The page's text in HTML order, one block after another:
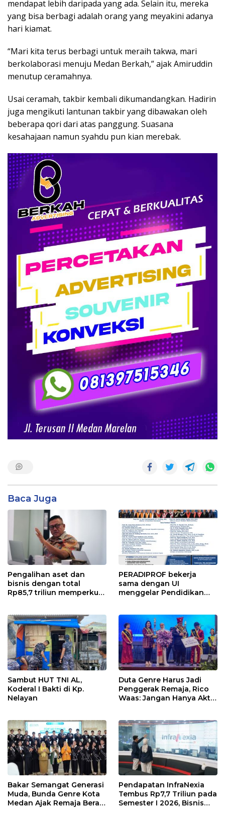
mendapat lebih daripada yang ada. Selain itu, mereka
yang bisa berbagi adalah orang yang meyakini adanya
hari kiamat.
“Mari kita terus berbagi untuk meraih takwa, mari
berkolaborasi menuju Medan Berkah,” ajak Amiruddin
menutup ceramahnya.
Usai ceramah, takbir kembali dikumandangkan. Hadirin
juga mengikuti lantunan takbir yang dibawakan oleh
beberapa qori dari atas panggung. Suasana
kesahajaan namun syahdu pun kian merebak.
Baca Juga
Pengalihan aset dan
bisnis dengan total
Rp85,7 triliun memperkuat
dari 90% aset jaringan
Telkom
PERADIPROF bekerja
sama dengan UI
menggelar Pendidikan
Sambut HUT TNI AL,
Koderal I Bakti di Kp.
Nelayan
Duta Genre Harus Jadi
Penggerak Remaja, Rico
Waas: Jangan Hanya Aktif
Bakar Semangat Generasi
Muda, Bunda Genre Kota
Medan Ajak Remaja Berani
Pendapatan InfraNexia
Tembus Rp7,7 Triliun pada
Semester I 2026, Bisnis